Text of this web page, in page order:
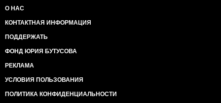
О НАС
КОНТАКТНАЯ ИНФОРМАЦИЯ
ПОДДЕРЖАТЬ
ФОНД ЮРИЯ БУТУСОВА
РЕКЛАМА
УСЛОВИЯ ПОЛЬЗОВАНИЯ
ПОЛИТИКА КОНФИДЕНЦИАЛЬНОСТИ